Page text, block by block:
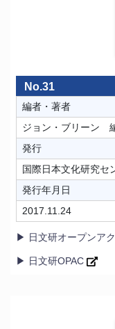
No.31
編者・著者
ジョン・ブリーン
発行
国際日本文化研究セ
発行年月日
2017.11.24
▶ 日文研オープンア
▶ 日文研OPAC